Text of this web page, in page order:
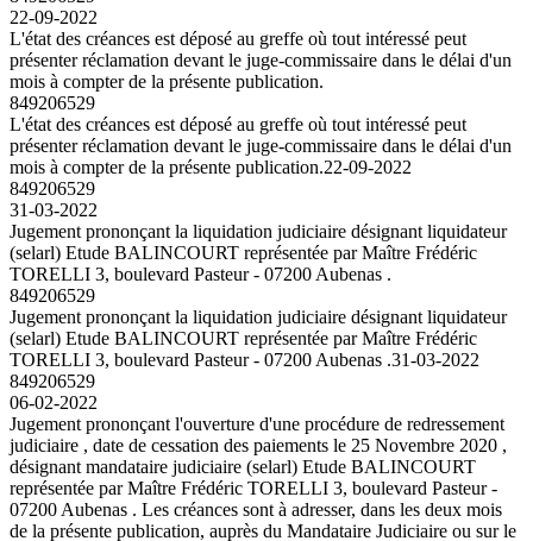
22-09-2022
L'état des créances est déposé au greffe où tout intéressé peut
présenter réclamation devant le juge-commissaire dans le délai d'un
mois à compter de la présente publication.
849206529
L'état des créances est déposé au greffe où tout intéressé peut
présenter réclamation devant le juge-commissaire dans le délai d'un
mois à compter de la présente publication.22-09-2022
849206529
31-03-2022
Jugement prononçant la liquidation judiciaire désignant liquidateur
(selarl) Etude BALINCOURT représentée par Maître Frédéric
TORELLI 3, boulevard Pasteur - 07200 Aubenas .
849206529
Jugement prononçant la liquidation judiciaire désignant liquidateur
(selarl) Etude BALINCOURT représentée par Maître Frédéric
TORELLI 3, boulevard Pasteur - 07200 Aubenas .31-03-2022
849206529
06-02-2022
Jugement prononçant l'ouverture d'une procédure de redressement
judiciaire , date de cessation des paiements le 25 Novembre 2020 ,
désignant mandataire judiciaire (selarl) Etude BALINCOURT
représentée par Maître Frédéric TORELLI 3, boulevard Pasteur -
07200 Aubenas . Les créances sont à adresser, dans les deux mois
de la présente publication, auprès du Mandataire Judiciaire ou sur le